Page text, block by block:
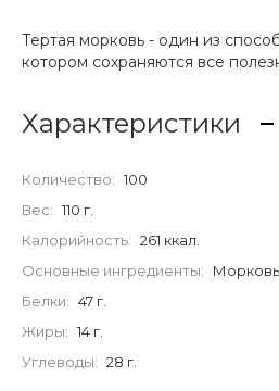
Тертая морковь - один из
котором сохраняются все
Характеристики
Количество: 100
Вес: 110 г.
Калорийность: 261 ккал.
Основные ингредиенты:
Морковь
Белки: 47 г.
Жиры: 14 г.
Углеводы: 28 г.